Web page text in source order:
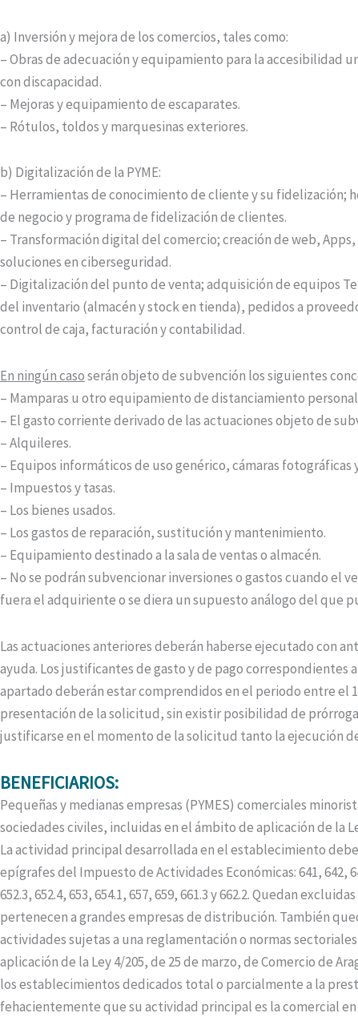
a) Inversión y mejora de los comercios, tales como:
– Obras de adecuación y equipamiento para la accesibilidad
con discapacidad.
– Mejoras y equipamiento de escaparates.
– Rótulos, toldos y marquesinas exteriores.
b) Digitalización de la PYME:
– Herramientas de conocimiento de cliente y su fidelización;
de negocio y programa de fidelización de clientes.
– Transformación digital del comercio; creación de web,
soluciones en ciberseguridad.
– Digitalización del punto de venta; adquisición de equipos
del inventario (almacén y stock en tienda), pedidos a
control de caja, facturación y contabilidad.
En ningún casoserán objeto de subvención los siguientes
– Mamparas u otro equipamiento de distanciamiento
– El gasto corriente derivado de las actuaciones objeto de
– Alquileres.
– Equipos informáticos de uso genérico, cámaras fotográficas
– Impuestos y tasas.
– Los bienes usados.
– Los gastos de reparación, sustitución y mantenimiento.
– Equipamiento destinado a la sala de ventas o almacén.
– No se podrán subvencionar inversiones o gastos cuando el
fuera el adquiriente o se diera un supuesto análogo del que
Las actuaciones anteriores deberán haberse ejecutado con
ayuda. Los justificantes de gasto y de pago correspondientes
apartado deberán estar comprendidos en el periodo entre el
presentación de la solicitud, sin existir posibilidad de
justificarse en el momento de la solicitud tanto la ejecución
BENEFICIARIOS:
Pequeñas y medianas empresas (PYMES) comerciales
sociedades civiles, incluidas en el ámbito de aplicación de la
La actividad principal desarrollada en el establecimiento
epígrafes del Impuesto de Actividades Económicas: 641, 642,
652.3, 652.4, 653, 654.1, 657, 659, 661.3 y 662.2. Quedan
pertenecen a grandes empresas de distribución. También
actividades sujetas a una reglamentación o normas
aplicación de la Ley 4/205, de 25 de marzo, de Comercio de
los establecimientos dedicados total o parcialmente a la
fehacientemente que su actividad principal es la comercial